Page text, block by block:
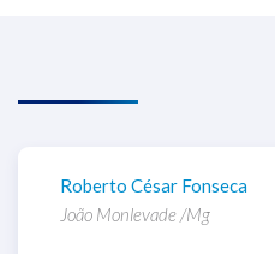
Roberto César Fonseca
João Monlevade /Mg